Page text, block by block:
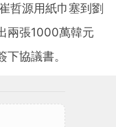
哲源用紙巾塞到劉
兩張1000萬韓元
協議書。